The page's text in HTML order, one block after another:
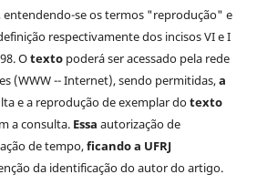
entendendo-se os termos "reprodução" e
respectivamente dos incisos VI e I
Otexto poderá ser acessado pela rede
(WWW -- Internet), sendo permitidas,a
e a reprodução de exemplar dotexto
a consulta. Essa autorização de
de tempo,ficando a UFRJ
da identificação do autor do artigo.